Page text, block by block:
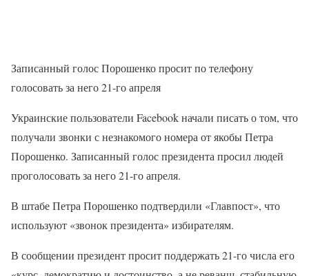
Записанный голос Порошенко просит по телефону
голосовать за него 21-го апреля
Украинские пользователи Facebook начали писать о том, что
получали звонки с незнакомого номера от якобы Петра
Порошенко. Записанный голос президента просил людей
проголосовать за него 21-го апреля.
В штабе Петра Порошенко подтвердили «Главпост», что
используют «звонок президента» избирателям.
В сообщении президент просит поддержать 21-го числа его